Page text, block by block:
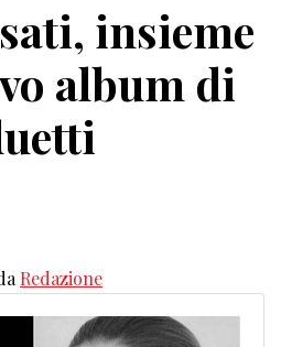
insieme
album di
Redazione